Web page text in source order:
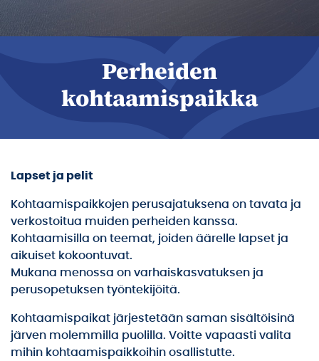
Perheiden
kohtaamispaikka
Lapset ja pelit
Kohtaamispaikkojen perusajatuksena on tavata ja
verkostoitua muiden perheiden kanssa.
Kohtaamisilla on teemat, joiden äärelle lapset ja
aikuiset kokoontuvat.
Mukana menossa on varhaiskasvatuksen ja
perusopetuksen työntekijöitä.
Kohtaamispaikat järjestetään saman sisältöisinä
järven molemmilla puolilla. Voitte vapaasti valita
mihin kohtaamispaikkoihin osallistutte.